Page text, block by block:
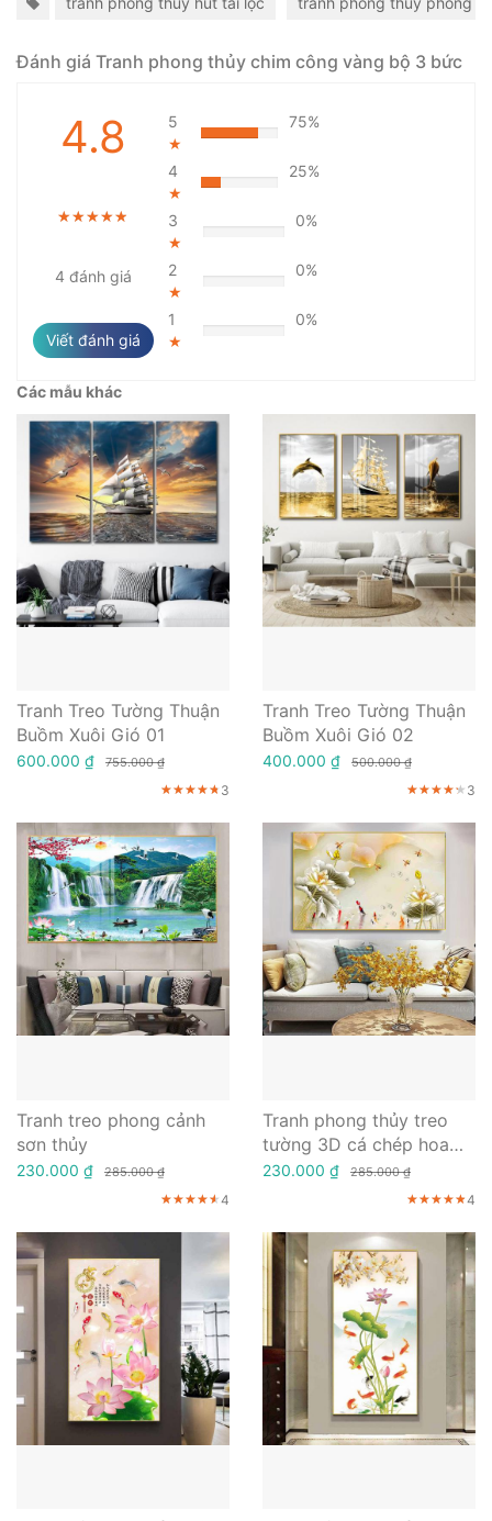
Đánh giá Tranh phong thủy chim công vàng bộ 3 bức
4.8
★★★★★
★★★★★
★★★★★
4 đánh giá
Viết đánh giá
5
★
75%
4
★
25%
3
★
0%
2
★
0%
1
★
0%
Các mẫu khác
Tranh Treo Tường Thuận
Buồm Xuôi Gió 01
600.000 ₫ 755.000 ₫
★★★★★
★★★★★
★★★★★ 3
Tranh Treo Tường Thuận
Buồm Xuôi Gió 02
400.000 ₫ 500.000 ₫
★★★★★
★★★★★
★★★★★ 3
Tranh treo phong cảnh
sơn thủy
230.000 ₫ 285.000 ₫
★★★★★
★★★★★
★★★★★4
Tranh phong thủy treo
tường 3D cá chép hoa
sen
230.000 ₫ 285.000 ₫
★★★★★
★★★★★
★★★★★4